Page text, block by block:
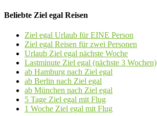
Beliebte Ziel egal Reisen
Ziel egal Urlaub für EINE Person
Ziel egal Reisen für zwei Personen
Urlaub Ziel egal nächste Woche
Lastminute Ziel egal (nächste 3 Wochen)
ab Hamburg nach Ziel egal
ab Berlin nach Ziel egal
ab München nach Ziel egal
5 Tage Ziel egal mit Flug
1 Woche Ziel egal mit Flug